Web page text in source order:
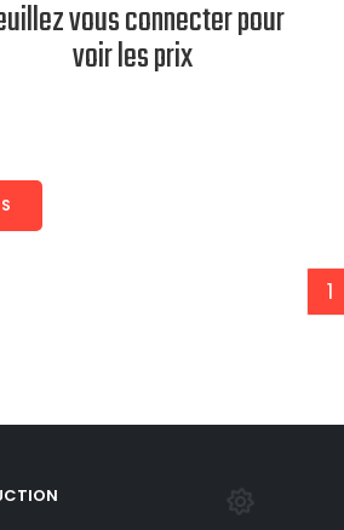
vous connecter pour
voir les prix
1